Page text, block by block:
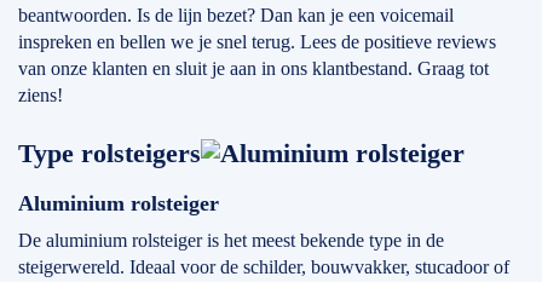
beantwoorden. Is de lijn bezet? Dan kan je een voicemail
inspreken en bellen we je snel terug. Lees de positieve reviews
van onze klanten en sluit je aan in ons klantbestand. Graag tot
ziens!
Type rolsteigers
Aluminium rolsteiger
De aluminium rolsteiger is het meest bekende type in de
steigerwereld. Ideaal voor de schilder, bouwvakker, stucadoor of